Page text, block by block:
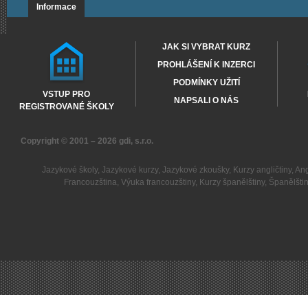
Informace
VSTUP PRO
REGISTROVANÉ ŠKOLY
JAK SI VYBRAT KURZ
PROHLÁŠENÍ K INZERCI
PODMÍNKY UŽITÍ
NAPSALI O NÁS
Copyright © 2001 – 2026 gdi, s.r.o.
Jazykové školy, Jazykové kurzy, Jazykové zkoušky, Kurzy angličtiny,
Francouzština,Výuka francouzštiny, Kurzy španělštiny,